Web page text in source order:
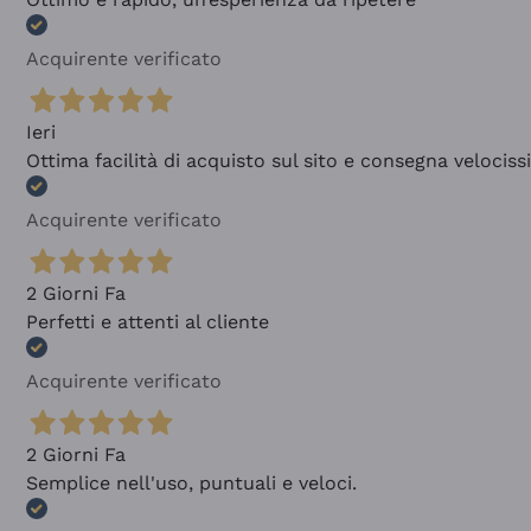
Acquirente verificato
Ieri
Ottima facilità di acquisto sul sito e consegna
Acquirente verificato
2 Giorni Fa
Perfetti e attenti al cliente
Acquirente verificato
2 Giorni Fa
Semplice nell'uso, puntuali e veloci.